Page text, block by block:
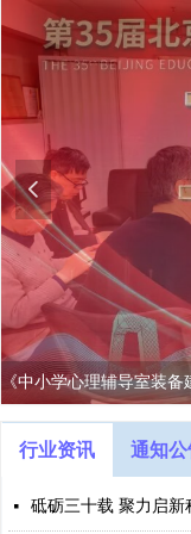
《中小学心理辅导室装
召开
넳
行业资讯 通知公
넷 砥砺三十载 聚力启